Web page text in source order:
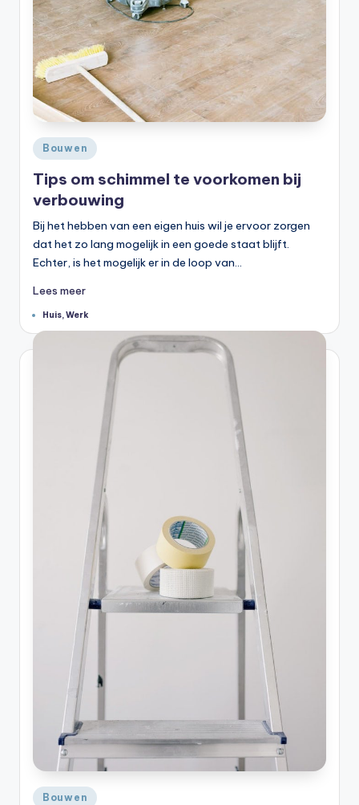
Geplaatst
in
Bouwen
Tips om schimmel te voorkomen bij
verbouwing
Bij het hebben van een eigen huis wil je ervoor zorgen
dat het zo lang mogelijk in een goede staat blijft.
Echter, is het mogelijk er in de loop van…
Lees meer
Tags:
Huis,Werk
Geplaatst
Bouwen